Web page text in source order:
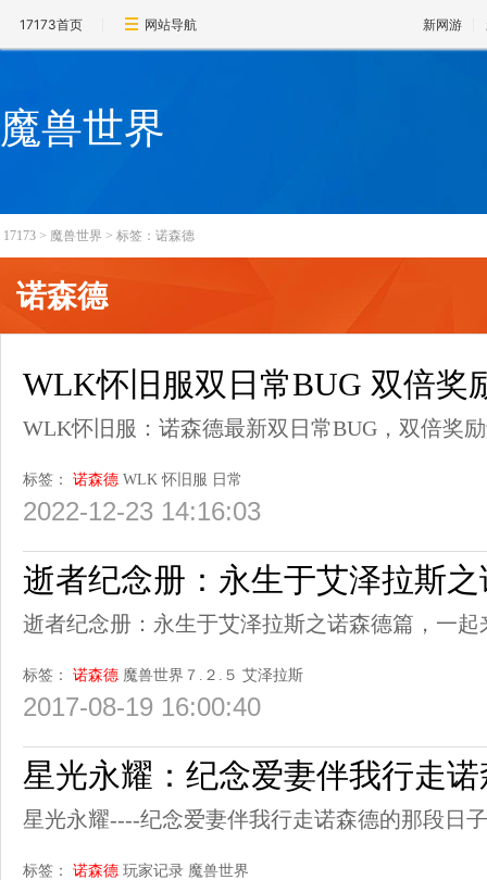
17173首页 网站导航 新网游
魔兽世界
17173 > 魔兽世界 > 标签：诺森德
诺森德
WLK怀旧服双日常BUG 双倍奖
WLK怀旧服：诺森德最新双日常BUG，双倍奖
标签： 诺森德 WLK 怀旧服 日常
2022-12-23 14:16:03
逝者纪念册：永生于艾泽拉斯
逝者纪念册：永生于艾泽拉斯之诺森德篇，一起
标签： 诺森德 魔兽世界７.２.５ 艾泽拉斯
2017-08-19 16:00:40
星光永耀：纪念爱妻伴我行走
星光永耀----纪念爱妻伴我行走诺森德的那段日子
标签： 诺森德 玩家记录 魔兽世界